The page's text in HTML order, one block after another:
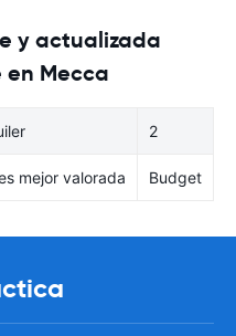
y actualizada
Mecca
2
mejor valorada Budget